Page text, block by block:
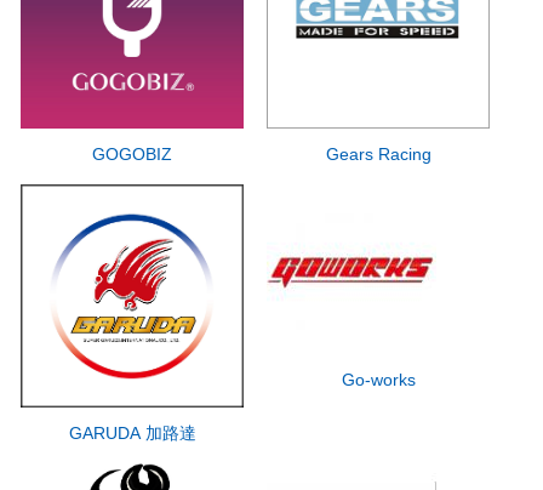
GOGOBIZ Gears Racing
GARUDA 加路達
Go-works